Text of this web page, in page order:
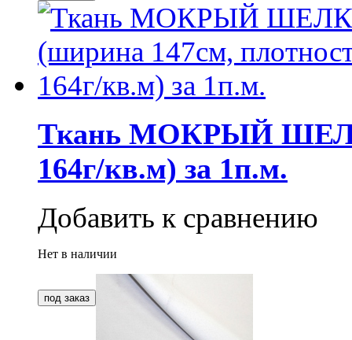
Ткань МОКРЫЙ ШЕЛК
164г/кв.м) за 1п.м.
Добавить к сравнению
Нет в наличии